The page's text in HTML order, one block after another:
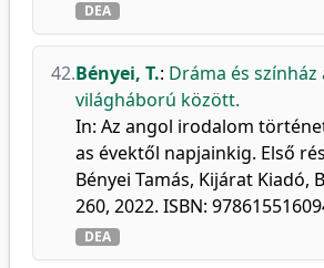
DEA
42.Bényei, T.: Dráma és színház
világháború között.
In: Az angol irodalom
as évektől napjainkig. Első
Bényei Tamás, Kijárat Kiadó,
260, 2022. ISBN:
DEA